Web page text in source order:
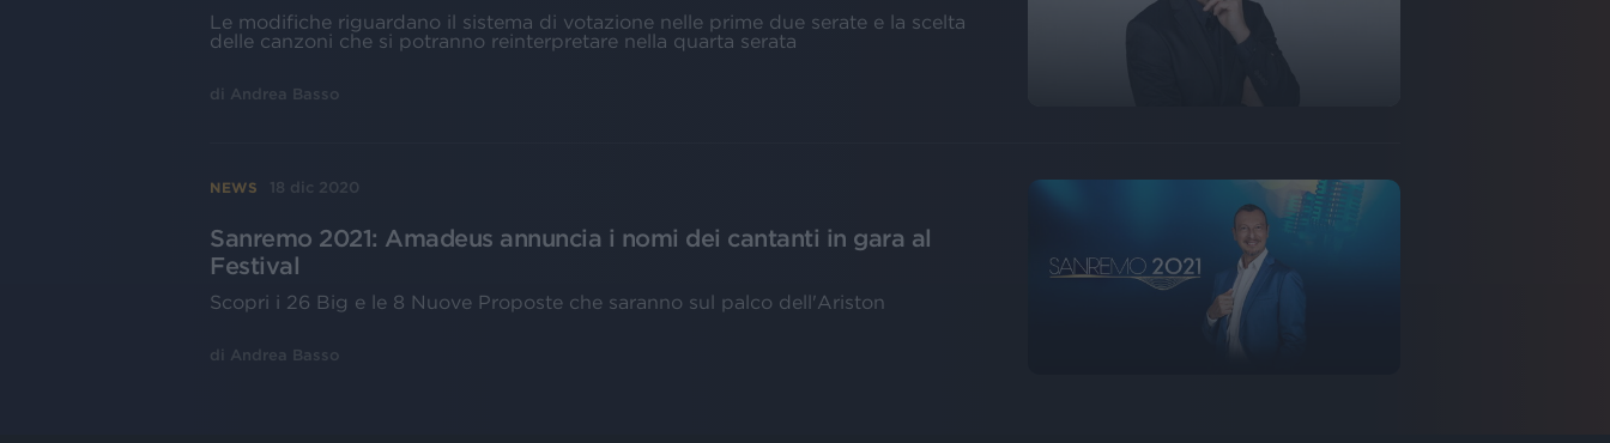
Le modifiche riguardano il sistema di votazione nelle prime due serate e la scelta
delle canzoni che si potranno reinterpretare nella quarta serata
di Andrea Basso
NEWS 18 dic 2020
Sanremo 2021: Amadeus annuncia i nomi dei cantanti in gara al
Festival
Scopri i 26 Big e le 8 Nuove Proposte che saranno sul palco dell'Ariston
di Andrea Basso